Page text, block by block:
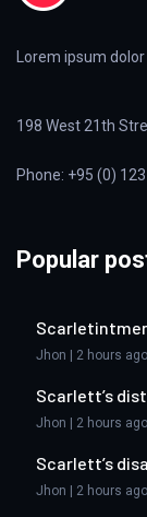
Lorem ipsum
198 West 21th
Phone: +95 (0)
Popular
Jhon | 2 hours ago
Scarlett’s
Jhon | 2 hours ago
Scarlett’s
Jhon | 2 hours ago